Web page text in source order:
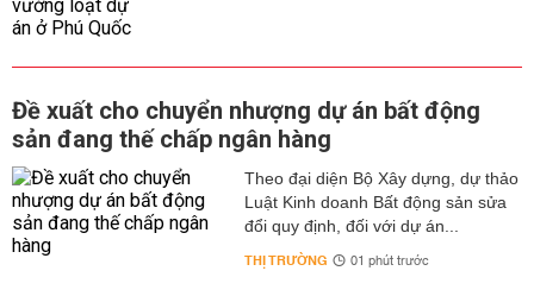
Đề xuất cho chuyển nhượng dự án bất động
sản đang thế chấp ngân hàng
Theo đại diện Bộ Xây dựng, dự thảo
Luật Kinh doanh Bất động sản sửa
đổi quy định, đối với dự án...
THỊ TRƯỜNG 01 phút trước